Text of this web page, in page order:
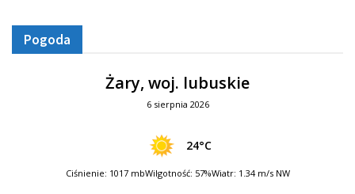
Pogoda
Żary, woj. lubuskie
6 sierpnia 2026
24°C
Ciśnienie: 1017 mbWilgotność: 57%Wiatr: 1.34 m/s NW